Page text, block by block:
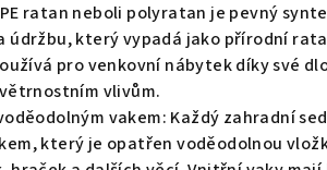
ratan neboli polyratan je pevný
údržbu, který vypadá jako přírodní
pro venkovní nábytek díky své
vlivům.
vakem: Každý zahradní
který je opatřen voděodolnou